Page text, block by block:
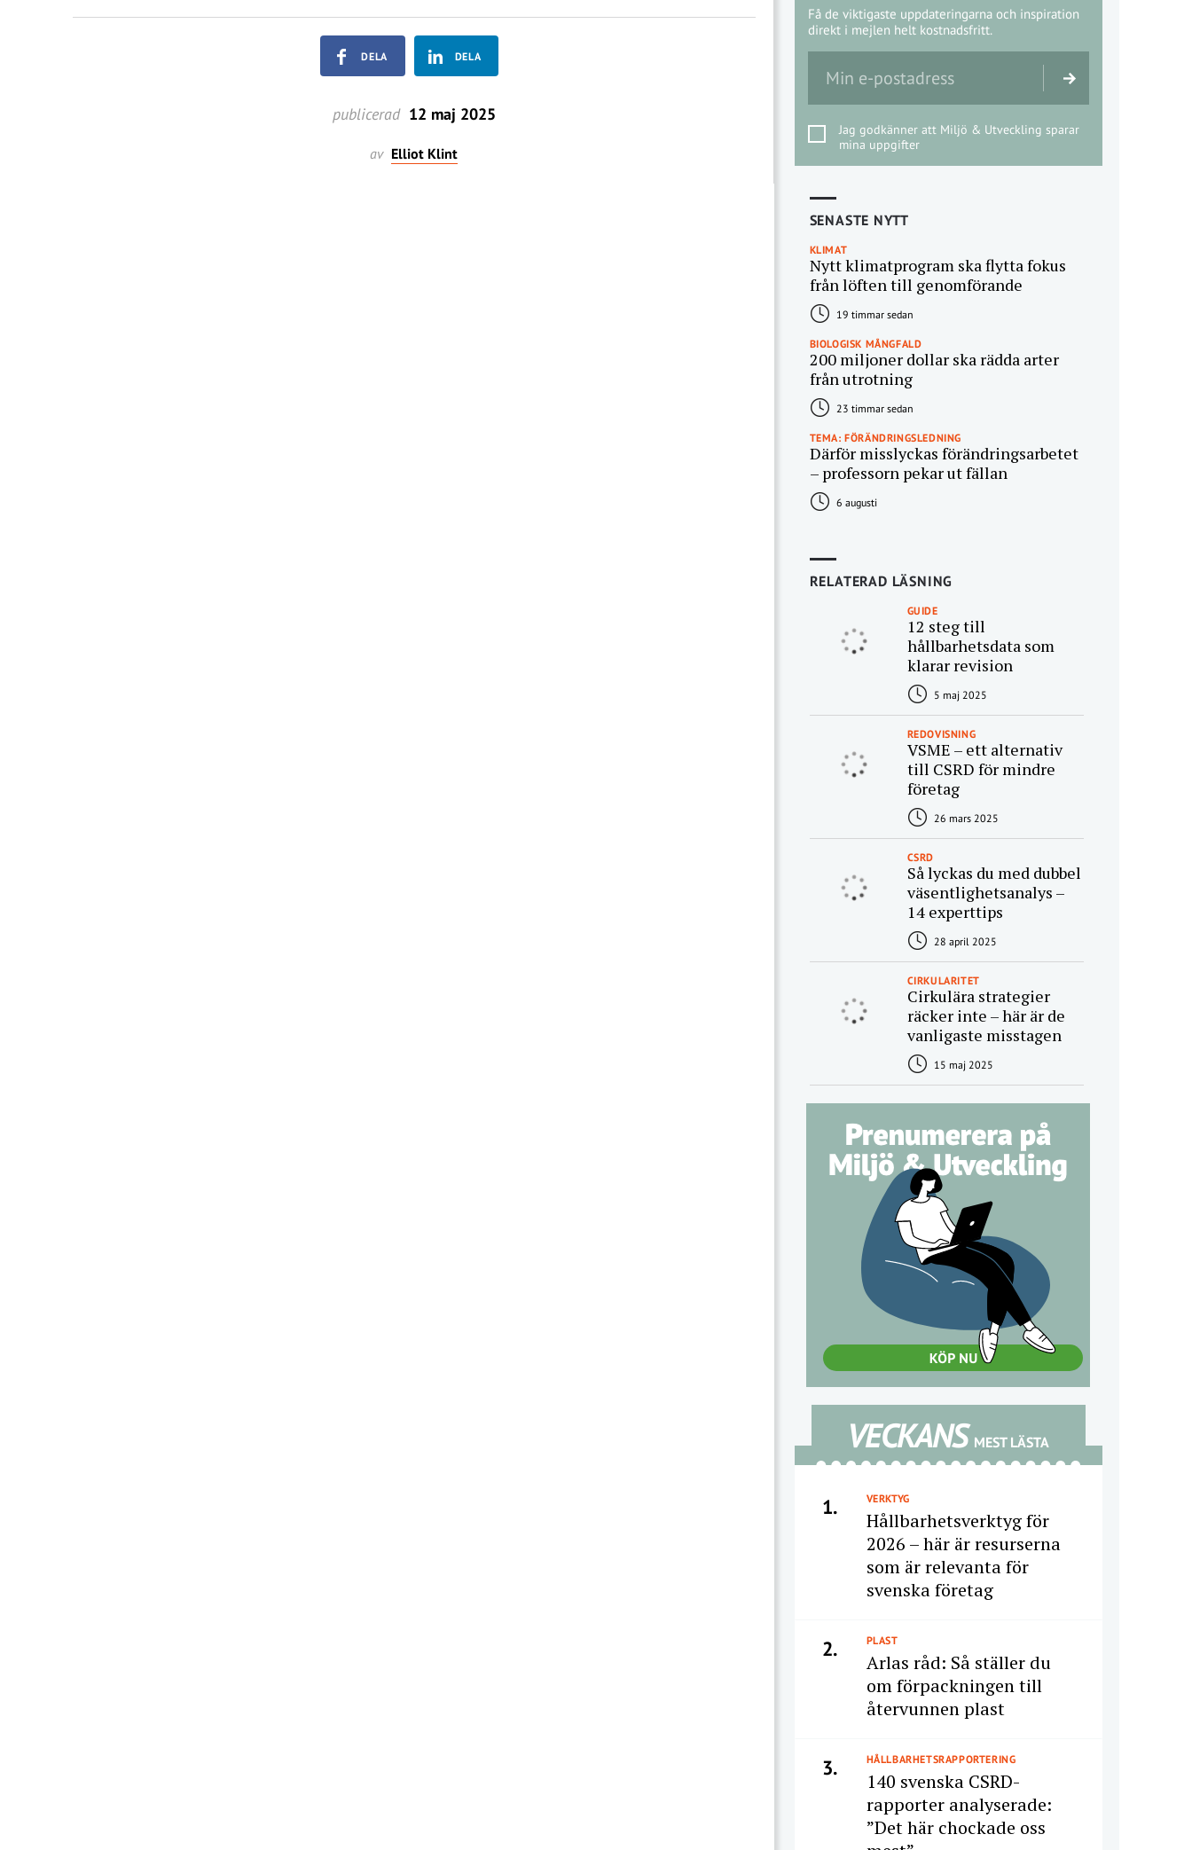
DELA DELA
publicerad 12 maj 2025
av Elliot Klint
Få de viktigaste uppdateringarna och inspiration
direkt i mejlen helt kostnadsfritt.
Jag godkänner att Miljö & Utveckling sparar
mina uppgifter
SENASTE NYTT
KLIMAT
Nytt klimatprogram ska flytta fokus
från löften till genomförande
19 timmar sedan
BIOLOGISK MÅNGFALD
200 miljoner dollar ska rädda arter
från utrotning
23 timmar sedan
TEMA: FÖRÄNDRINGSLEDNING
Därför misslyckas förändringsarbetet
– professorn pekar ut fällan
6 augusti
RELATERAD LÄSNING
GUIDE
12 steg till
hållbarhetsdata som
klarar revision
5 maj 2025
REDOVISNING
VSME – ett alternativ
till CSRD för mindre
företag
26 mars 2025
CSRD
Så lyckas du med dubbel
väsentlighetsanalys –
14 experttips
28 april 2025
CIRKULARITET
Cirkulära strategier
räcker inte – här är de
vanligaste misstagen
15 maj 2025
VECKANS MEST LÄSTA
1. VERKTYG
Hållbarhetsverktyg för
2026 – här är resurserna
som är relevanta för
svenska företag
2. PLAST
Arlas råd: Så ställer du
om förpackningen till
återvunnen plast
3. HÅLLBARHETSRAPPORTERING
140 svenska CSRD-
rapporter analyserade:
”Det här chockade oss